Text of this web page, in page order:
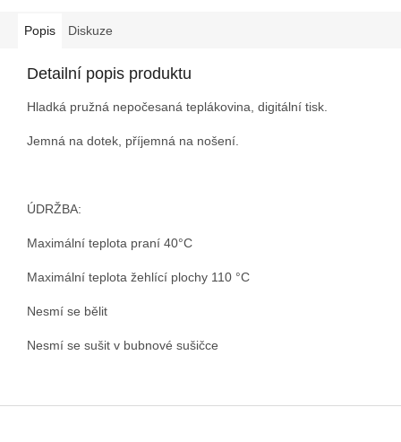
Popis Diskuze
Detailní popis produktu
Hladká pružná nepočesaná teplákovina, digitální tisk.
Jemná na dotek, příjemná na nošení.
ÚDRŽBA:
Maximální teplota praní 40°C
Maximální teplota žehlící plochy 110 °C
Nesmí se bělit
Nesmí se sušit v bubnové sušičce